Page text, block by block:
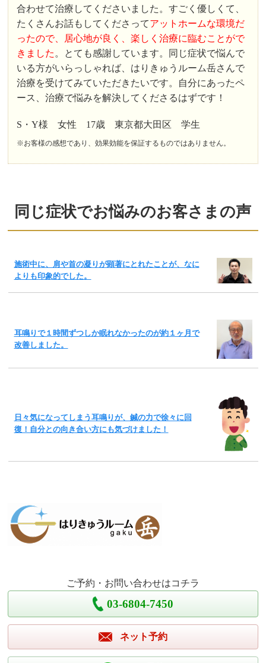
合わせて治療してくださいました。すごく優しくて、
たくさんお話もしてくださってアットホームな環境だ
ったので、居心地が良く、楽しく治療に臨むことがで
きました 。とても感謝しています。同じ症状で悩んで
いる方がいらっしゃれば、はりきゅうルーム岳さんで
治療を受けてみていただきたいです。自分にあったペ
ース、治療で悩みを解決してくださるはずです！
S・Y様 女性 17歳 東京都大田区 学生
※お客様の感想であり、効果効能を保証するものではありません。
同じ症状でお悩みのお客さまの声
施術中に、肩や首の凝りが顕著にとれたことが、なに
よりも印象的でした。
耳鳴りで１時間ずつしか眠れなかったのが約１ヶ月で
改善しました。
日々気になってしまう耳鳴りが、鍼の力で徐々に回
復！自分との向き合い方にも気づけました！
ご予約・お問い合わせはコチラ
03-6804-7450
ネット予約